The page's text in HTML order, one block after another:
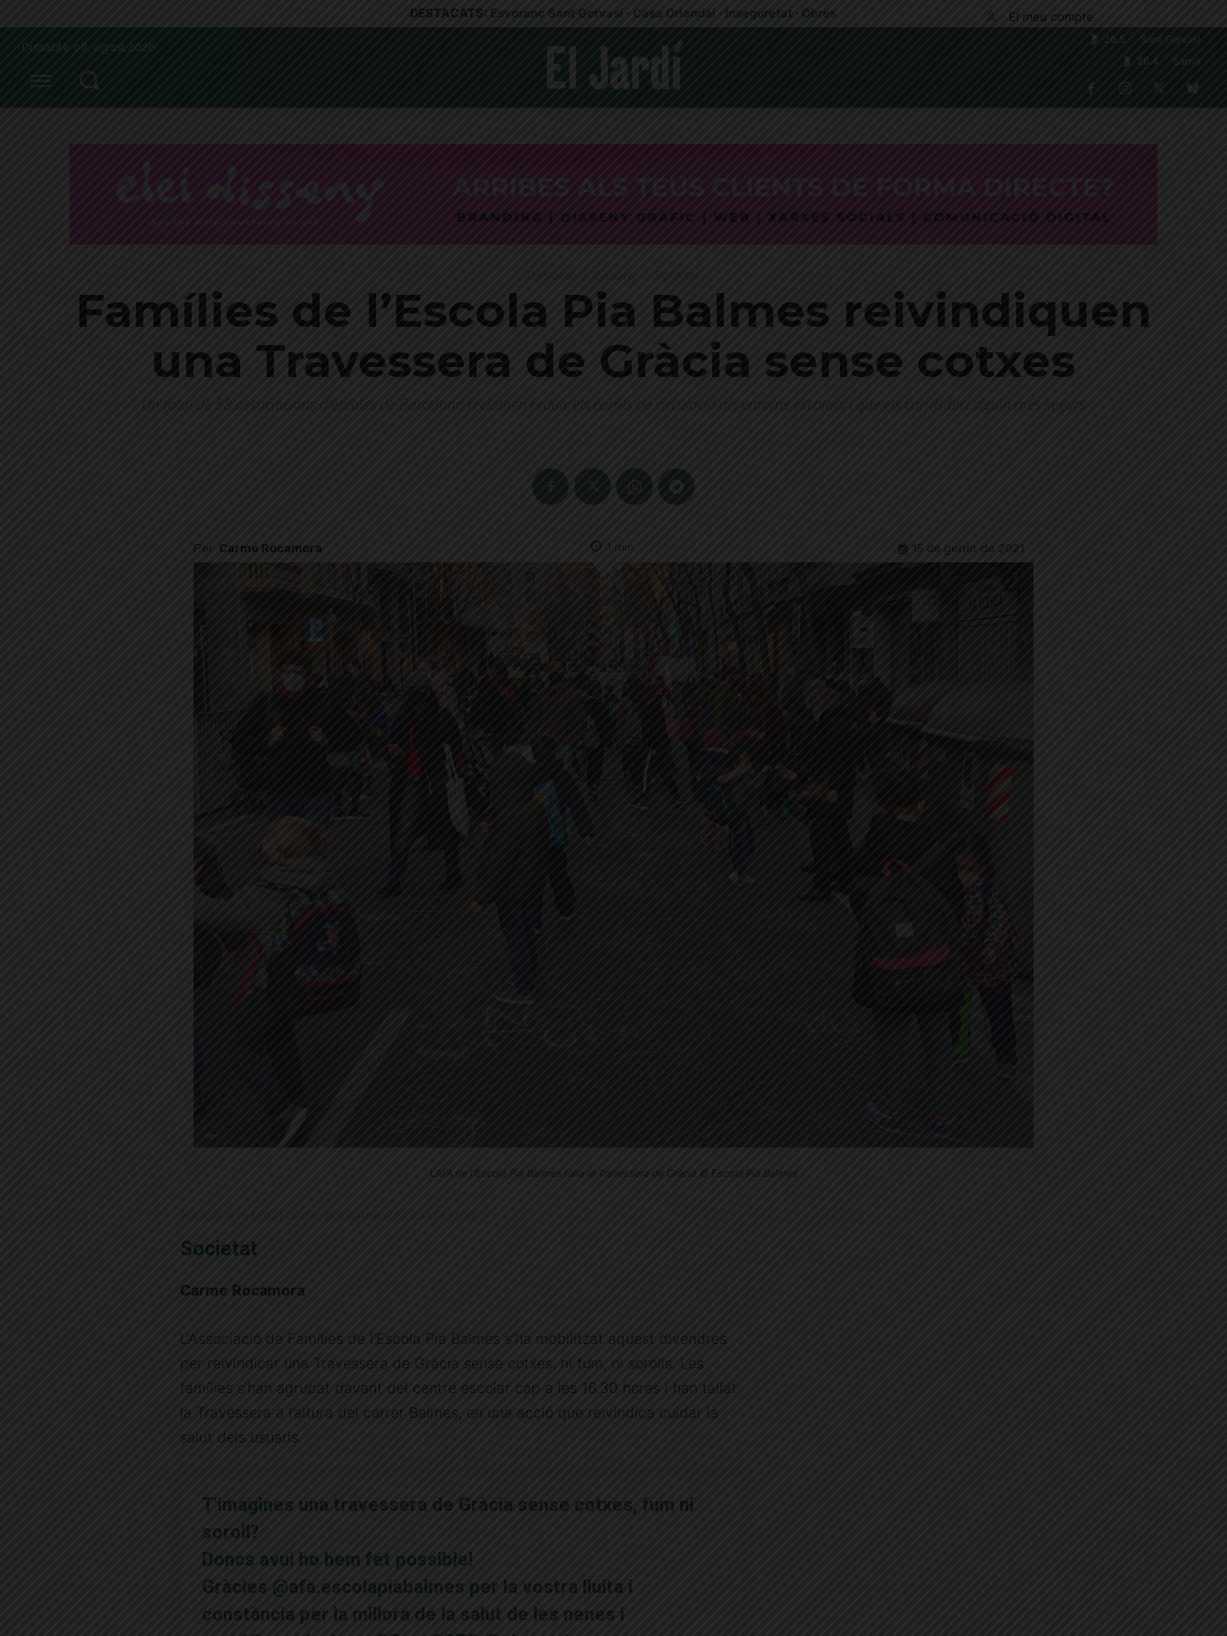
DESTACATS: Esvoranc Sant Gervasi · Casa Orlandai · Inseguretat · Obres El meu compte
Dissabte 08, agost 2026
26.5
Sant Gervasi
26.4
Sarrià
Societat
Famílies de l’Escola Pia Balmes reivindiquen
una Travessera de Gràcia sense cotxes
Un total de 58 associacions d'escoles de Barcelona reclamen reduir els carrils de circulació als entorns escolars i que els carrils bici siguin més segurs
Per Carme Rocamora 1 min. 15 de gener de 2021
L'AFA de l'Escola Pia Balmes talla la Travessera de Gràcia © Escola Pia Balmes
Societat
Carme Rocamora
L’Associació de Famílies de l’Escola Pia Balmes s’ha mobilitzat aquest divendres
per reivindicar una Travessera de Gràcia sense cotxes, ni fum, ni sorolls. Les
famílies s’han agrupat davant del centre escolar cap a les 16.30 hores i han tallat
la Travessera a l’altura del carrer Balmes, en una acció que reivindica cuidar la
salut dels usuaris.
T'imagines una travessera de Gràcia sense cotxes, fum ni
soroll?
Doncs avui ho hem fet possible!
Gràcies @afa.escolapiabalmes per la vostra lluita i
constància per la millora de la salut de les nenes i